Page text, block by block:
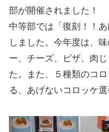
部が開催されました！
中等部では「復刻！！
しました。今年度は、
ー、チーズ、ピザ、肉
た。また、５種類のコ
る、あげないコロッケ選